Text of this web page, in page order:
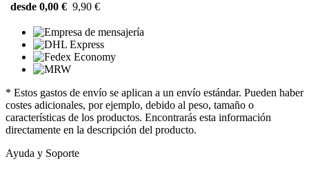
desde 0,00 € 9,90 €
* Estos gastos de envío se aplican a un envío estándar. Pueden haber
costes adicionales, por ejemplo, debido al peso, tamaño o
características de los productos. Encontrarás esta información
directamente en la descripción del producto.
Ayuda y Soporte